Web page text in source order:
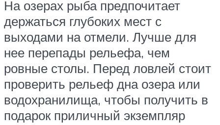
На озерах рыба предпочитает
держаться глубоких мест с
выходами на отмели. Лучше для
нее перепады рельефа, чем
ровные столы. Перед ловлей стоит
проверить рельеф дна озера или
водохранилища, чтобы получить в
подарок приличный экземпляр